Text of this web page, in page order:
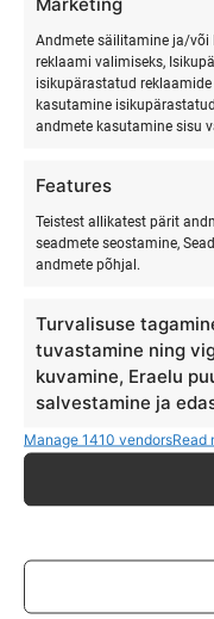
Andmete säilitamine ja/või
reklaami valimiseks,
isikupärastatud
kasutamine
andmete kasutamine sisu
Features
Teistest allikatest pärit
seadmete seostamine,
andmete põhjal.
Turvalisuse
tuvastamine ning
kuvamine, Eraelu
salvestamine ja
Manage 1410 vendorsRead
Mõtle viimase kuue
midagi uut, teadmata
alustaja?
Surfamine ei ole ainult
inimene selles
plaanipäraselt. EI
protsess, naudi seda
kohustuslik. →https://
Autor: Risto Kõrgemägi